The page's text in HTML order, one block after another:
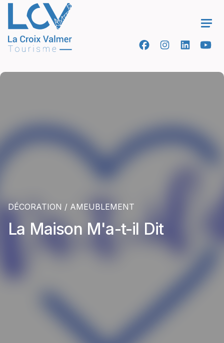
DÉCORATION / AMEUBLEMENT
La Maison M'a-t-il Dit